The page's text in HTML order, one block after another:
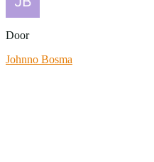
Door
Johnno Bosma